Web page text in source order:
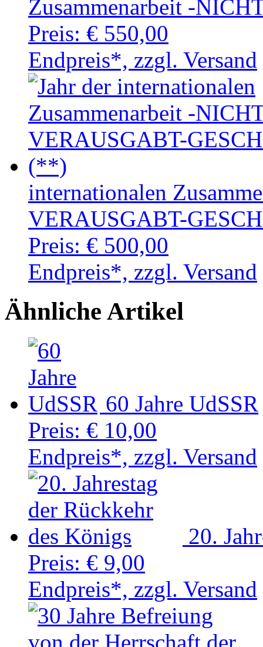
Zusammenarbeit -
Preis: € 550,00
Endpreis*, zzgl. Versand
internationalen
VERAUSGABT-
Preis: € 500,00
Endpreis*, zzgl. Versand
Ähnliche Artikel
60 Jahre UdSSR
Preis: € 10,00
Endpreis*, zzgl. Versand
20.
Preis: € 9,00
Endpreis*, zzgl. Versand